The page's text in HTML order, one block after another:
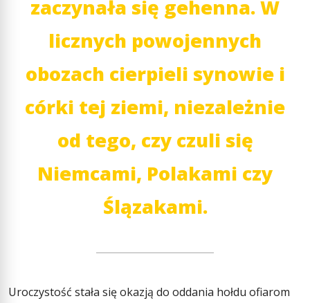
zaczynała się gehenna. W
licznych powojennych
obozach cierpieli synowie i
córki tej ziemi, niezależnie
od tego, czy czuli się
Niemcami, Polakami czy
Ślązakami.
Uroczystość stała się okazją do oddania hołdu ofiarom